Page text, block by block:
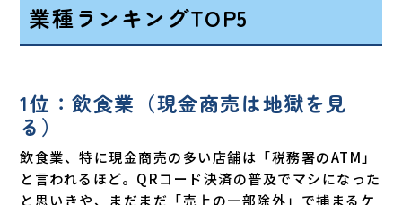
業種ランキングTOP5
1位：飲食業（現金商売は地獄を見
る）
飲食業、特に現金商売の多い店舗は「税務署のATM」
と言われるほど。QRコード決済の普及でマシになった
と思いきや、まだまだ「売上の一部除外」で捕まるケ